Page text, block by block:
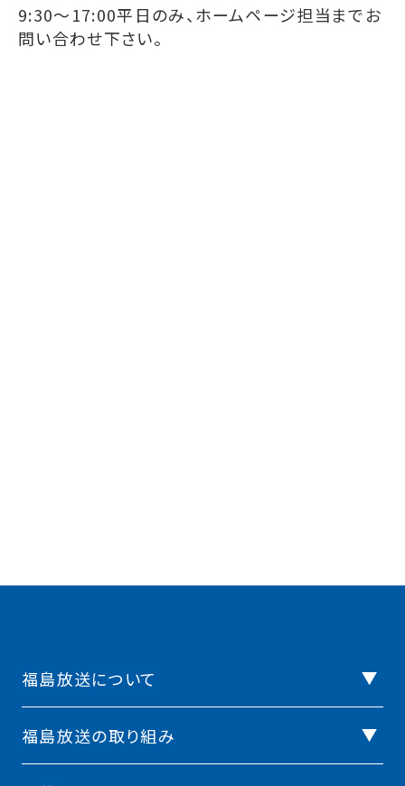
9:30～17:00平日のみ、ホームページ担当までお
問い合わせ下さい。
福島放送について
福島放送の取り組み